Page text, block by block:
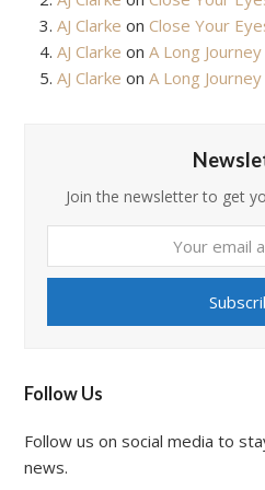
AJ Clarke on Close Your
AJ Clarke onA Long
AJ Clarke onA Long
Join the newsletter to get
email
Follow Us
Follow us on social media to
news.